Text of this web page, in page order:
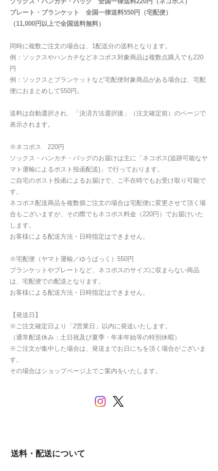
プレート・ブランケット 全国一律送料550円（宅配便）
（11,000円以上で全国送料無料）
同時に複数ご注文の場合は、1配送分の送料となります。
例：ソックスやハンカチなどネコポス対象商品は複数点購入でも220
円
例：ソックスとブランケットなど宅配便対象商品がある場合は、宅配
便におまとめして550円。
送料は自動選択され、「決済方法選択後」（注文確定前）のページで
表示されます。
※ネコポス 220円
ソックス・ハンカチ・バッグのお届けは主に「ネコポス(追跡可能なヤ
マト運輸によるポスト投函配送)」で行っております。
ご自宅のポスト投函によるお届けで、ご不在時でもお受け取り可能で
す。
ネコポス配送商品を複数個ご注文の場合は宅配便に変更させて頂く場
合もございますが、その際でもネコポス料金（220円）でお届けいた
します。
お客様による配送方法・日時指定はできません。
※宅配便（ヤマト運輸／ゆうぱっく）550円
ブランケットやプレートなど、ネコポスのサイズに収まらない商品
は、宅配便での配送となります。
お客様による配送方法・日時指定はできません。
【発送日】
※ご注文確定日より「2営業日」以内に発送いたします。
（通常配送休み：土日祝及び夏季・年末年始等の特別休暇）
※ご注文が集中した場合は、発送までお日にちを頂く場合がございま
す。
その場合はショップページ上でご案内をいたします。
送料・配送について